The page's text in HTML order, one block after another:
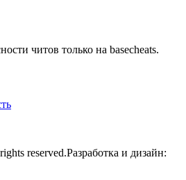
читов только на basecheats.
reserved.Разработка и дизайн: